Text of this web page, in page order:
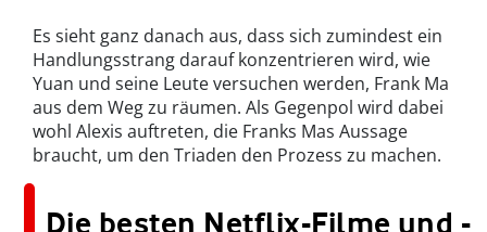
Es sieht ganz danach aus, dass sich zumindest ein
Handlungsstrang darauf konzentrieren wird, wie
Yuan und seine Leute versuchen werden, Frank Ma
aus dem Weg zu räumen. Als Gegenpol wird dabei
wohl Alexis auftreten, die Franks Mas Aussage
braucht, um den Triaden den Prozess zu machen.
Die besten Netflix-Filme und -